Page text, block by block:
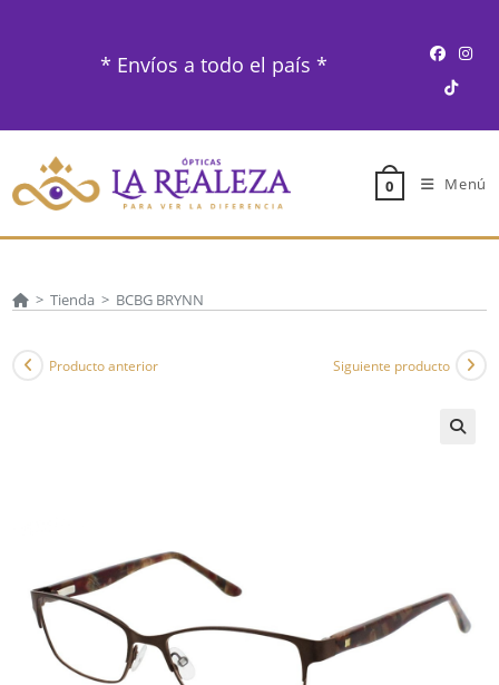
* Envíos a todo el país *
0 Menú
> Tienda > BCBG BRYNN
Producto anterior Siguiente producto